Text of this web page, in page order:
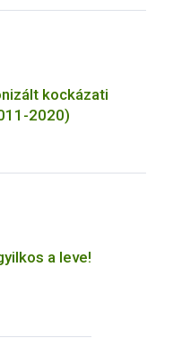
kockázati
2020)
a leve!